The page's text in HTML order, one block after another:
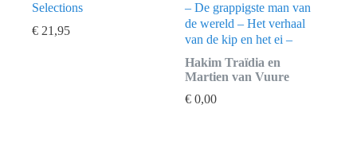
Selections
€ 21,95
– De grappigste man van
de wereld – Het verhaal
van de kip en het ei –
Hakim Traïdia en
Martien van Vuure
€ 0,00